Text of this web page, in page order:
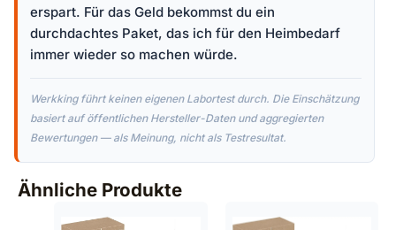
erspart. Für das Geld bekommst du ein
durchdachtes Paket, das ich für den Heimbedarf
immer wieder so machen würde.
Werkking führt keinen eigenen Labortest durch. Die Einschätzung
basiert auf öffentlichen Hersteller-Daten und aggregierten
Bewertungen — als Meinung, nicht als Testresultat.
Ähnliche Produkte